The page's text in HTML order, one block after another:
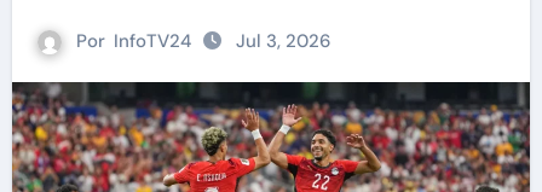
Por InfoTV24 Jul 3, 2026